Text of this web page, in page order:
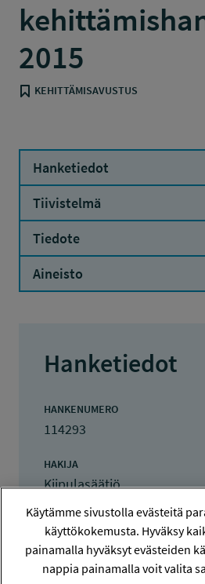
2015
KEHITTÄMISAVUSTUS
Hanketiedot
Tiivistelmä
Tiedote
Aineisto
Hanketiedot
HANKENUMERO
114293
HAKIJA
Kiipulasäätiö
TOTEUTTAJA
Kiipulasäätiö
LISÄTIETOJA
Käytämme sivustolla evästeitä
käyttökokemusta. Hyväksy
painamalla hyväksyt evästeiden
nappia painamalla voit valita